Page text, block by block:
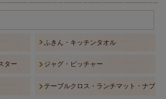
ふきん・キッチンタオル
ター ジャグ・ピッチャー
テーブルクロス・ランチマット・ナプキ